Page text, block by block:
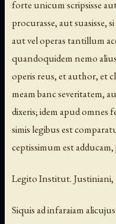
forte unicum scripsisse
procurasse, aut suasisse,
aut vel operas tantillum
quandoquidem nemo
operis reus, et author, et
meam banc severitatem,
dixeris; idem apud omnes
simis legibus est
ceptissimum est
Legito Institut. Justiniani,
Siquis ad infaraiam